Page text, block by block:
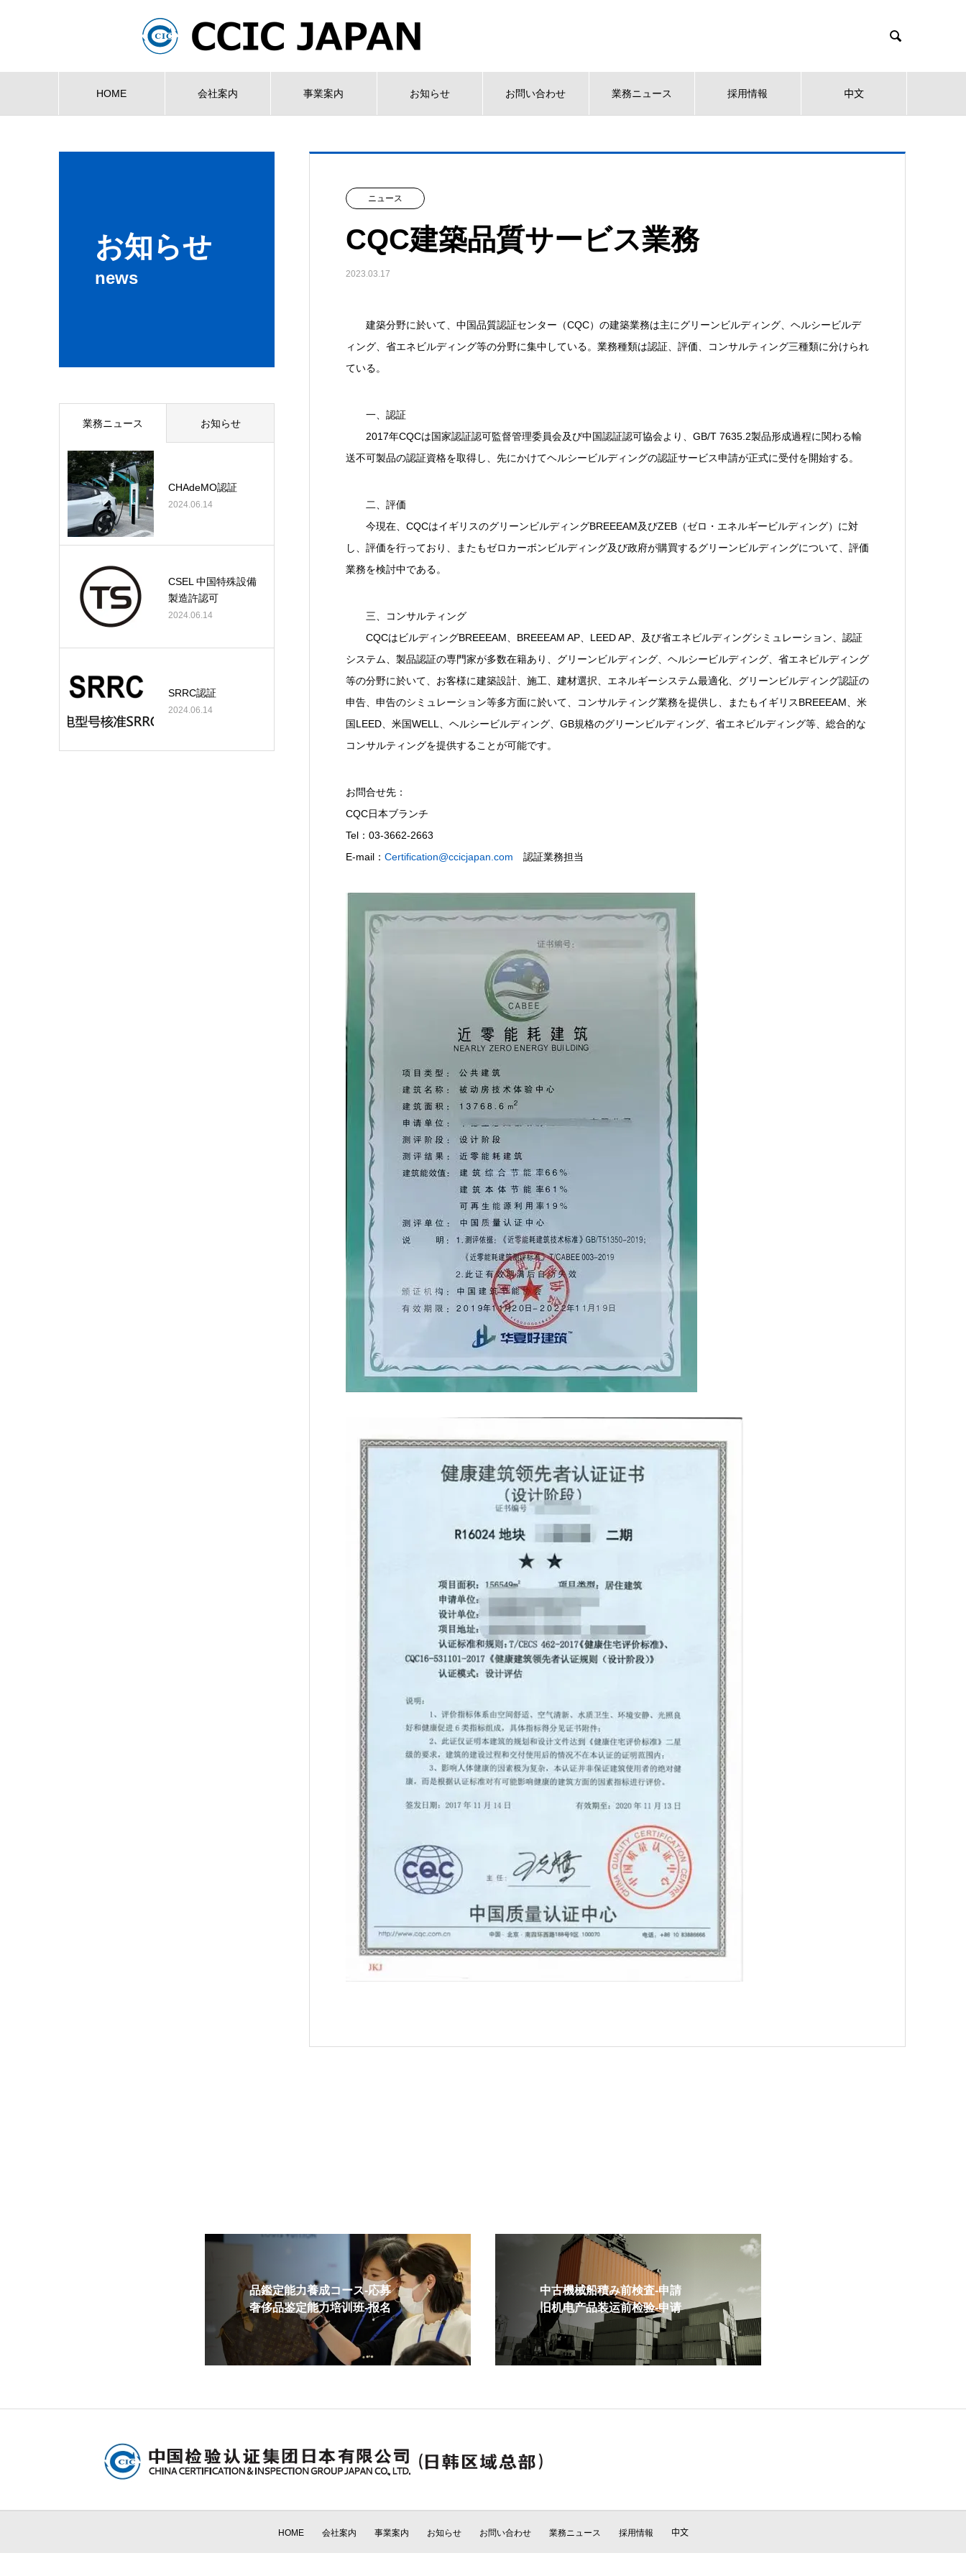

HOME 会社案内 事業案内 お知らせ お問い合わせ 業務ニュース 採用情報 中文
お知らせ
news
ニュース
CQC建築品質サービス業務
2023.03.17
建築分野に於いて、中国品質認証センター（CQC）の建築業務は主にグリーンビルディング、ヘルシービルデ
ィング、省エネビルディング等の分野に集中している。業務種類は認証、評価、コンサルティング三種類に分けられ
ている。
一、認証
2017年CQCは国家認証認可監督管理委員会及び中国認証認可協会より、GB/T 7635.2製品形成過程に関わる輸
送不可製品の認証資格を取得し、先にかけてヘルシービルディングの認証サービス申請が正式に受付を開始する。
二、評価
今現在、CQCはイギリスのグリーンビルディングBREEEAM及びZEB（ゼロ・エネルギービルディング）に対
し、評価を行っており、またもゼロカーボンビルディング及び政府が購買するグリーンビルディングについて、評価
業務を検討中である。
三、コンサルティング
CQCはビルディングBREEEAM、BREEEAM AP、LEED AP、及び省エネビルディングシミュレーション、認証
システム、製品認証の専門家が多数在籍あり、グリーンビルディング、ヘルシービルディング、省エネビルディング
等の分野に於いて、お客様に建築設計、施工、建材選択、エネルギーシステム最適化、グリーンビルディング認証の
申告、申告のシミュレーション等多方面に於いて、コンサルティング業務を提供し、またもイギリスBREEEAM、米
国LEED、米国WELL、ヘルシービルディング、GB規格のグリーンビルディング、省エネビルディング等、総合的な
コンサルティングを提供することが可能です。
お問合せ先：
CQC日本ブランチ
Tel：03-3662-2663
E-mail： Certification@ccicjapan.com 認証業務担当
業務ニュース お知らせ
CHAdeMO認証
2024.06.14
CSEL 中国特殊設備
製造許認可
2024.06.14
SRRC認証
2024.06.14
品鑑定能力養成コース-応募
奢侈品鉴定能力培训班-报名
中古機械船積み前検査-申請
旧机电产品装运前检验-申请
HOME 会社案内 事業案内 お知らせ お問い合わせ 業務ニュース 採用情報 中文